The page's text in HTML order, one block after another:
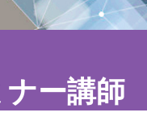
ー講師